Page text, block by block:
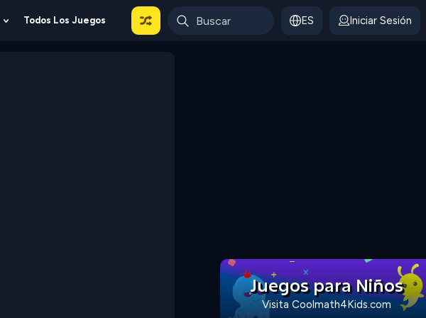
Show
Todos Los Juegos ES Iniciar Sesión
Juegos para Niños
Visita Coolmath4Kids.com